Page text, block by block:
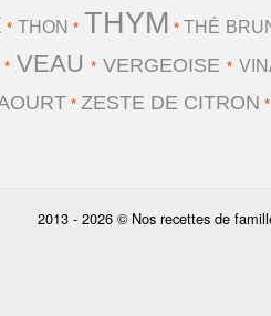
* THON * THYM * THÉ
* VEAU * VERGEOISE*
*ZESTE DE CITRON *
2013 - 2026 © Nos recettes de